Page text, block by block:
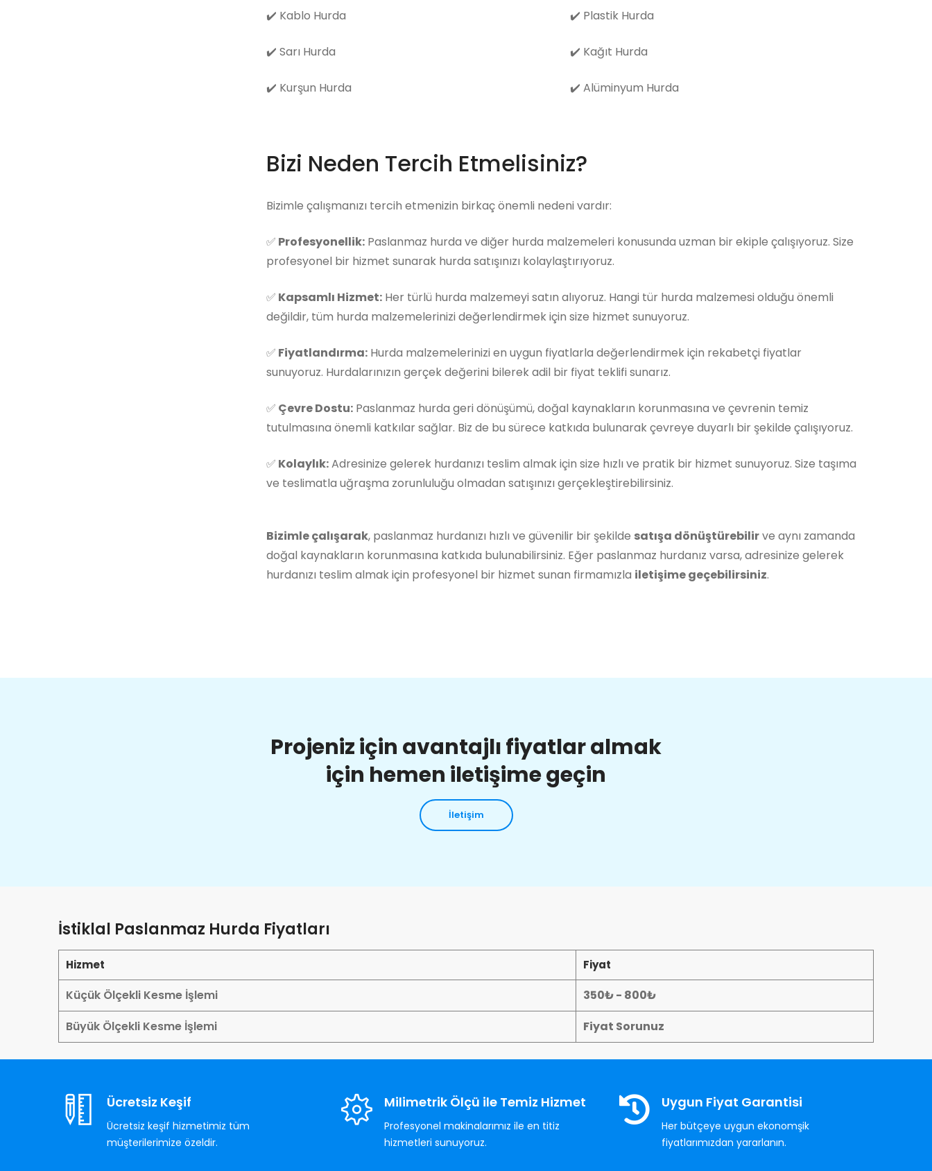
✔️ Kablo Hurda
✔️ Sarı Hurda
✔️ Kurşun Hurda
✔️ Plastik Hurda
✔️ Kağıt Hurda
✔️ Alüminyum Hurda
Bizi Neden Tercih Etmelisiniz?
Bizimle çalışmanızı tercih etmenizin birkaç önemli nedeni vardır:
✅ Profesyonellik: Paslanmaz hurda ve diğer hurda malzemeleri konusunda uzman bir ekiple çalışıyoruz. Size
profesyonel bir hizmet sunarak hurda satışınızı kolaylaştırıyoruz.
✅ Kapsamlı Hizmet: Her türlü hurda malzemeyi satın alıyoruz. Hangi tür hurda malzemesi olduğu önemli
değildir, tüm hurda malzemelerinizi değerlendirmek için size hizmet sunuyoruz.
✅ Fiyatlandırma: Hurda malzemelerinizi en uygun fiyatlarla değerlendirmek için rekabetçi fiyatlar
sunuyoruz. Hurdalarınızın gerçek değerini bilerek adil bir fiyat teklifi sunarız.
✅ Çevre Dostu: Paslanmaz hurda geri dönüşümü, doğal kaynakların korunmasına ve çevrenin temiz
tutulmasına önemli katkılar sağlar. Biz de bu sürece katkıda bulunarak çevreye duyarlı bir şekilde çalışıyoruz.
✅ Kolaylık:Adresinize gelerek hurdanızı teslim almak için size hızlı ve pratik bir hizmet sunuyoruz. Size taşıma
ve teslimatla uğraşma zorunluluğu olmadan satışınızı gerçekleştirebilirsiniz.
Bizimle çalışarak, paslanmaz hurdanızı hızlı ve güvenilir bir şekilde satışa dönüştürebilirve aynı zamanda
doğal kaynakların korunmasına katkıda bulunabilirsiniz. Eğer paslanmaz hurdanız varsa, adresinize gelerek
hurdanızı teslim almak için profesyonel bir hizmet sunan firmamızla iletişime geçebilirsiniz.
Projeniz için avantajlı fiyatlar almak
için hemen iletişime geçin
İletişim
İstiklal Paslanmaz Hurda Fiyatları
Hizmet Fiyat
Küçük Ölçekli Kesme İşlemi
350₺ - 800₺
Büyük Ölçekli Kesme İşlemi
Fiyat Sorunuz
Ücretsiz Keşif
Ücretsiz keşif hizmetimiz tüm
müşterilerimize özeldir.
Milimetrik Ölçü ile Temiz Hizmet
Profesyonel makinalarımız ile en titiz
hizmetleri sunuyoruz.
Uygun Fiyat Garantisi
Her bütçeye uygun ekonomşik
fiyatlarımızdan yararlanın.